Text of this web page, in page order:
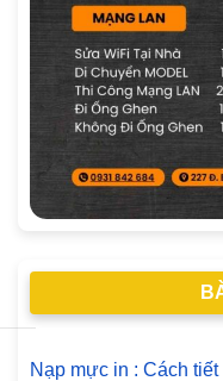
Nạp mực in : Cách